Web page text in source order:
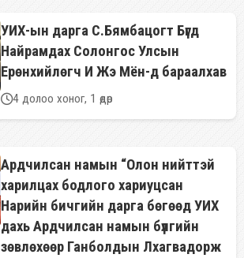
УИХ-ын дарга С.Бямбацогт Бүгд
Найрамдах Солонгос Улсын
Ерөнхийлөгч И Жэ Мён-д бараалхав
4 долоо хоног, 1 өдөр
Ардчилсан намын “Олон нийттэй
харилцах бодлого хариуцсан
Нарийн бичгийн дарга бөгөөд УИХ
дахь Ардчилсан намын бүлгийн
зөвлөхөөр Ганболдын Лхагвадорж